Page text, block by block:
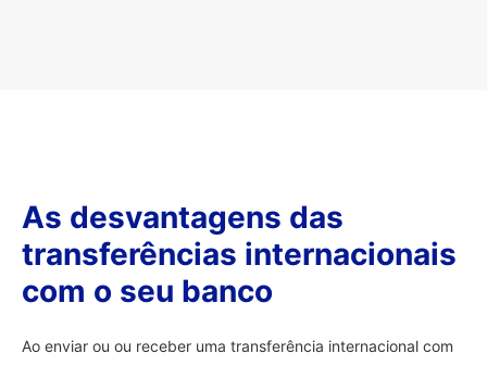
As desvantagens das
transferências internacionais
com o seu banco
Ao enviar ou ou receber uma transferência internacional com